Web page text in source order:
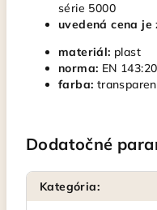
série 5000
uvedená cena je
materiál: plast
norma: EN
farba:
Dodatočné
Kategória: